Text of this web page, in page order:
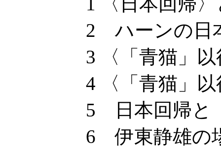
2 ハーンの日本回
3 〈「青猫」以後
4 〈「青猫」以後
5 日本回帰と〈
6 伊東静雄の